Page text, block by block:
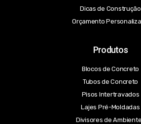
Dicas de Construção
Orçamento
Produtos
Blocos de Concreto
Tubos de Concreto
Pisos Intertravados
Lajes Pré-Moldadas
Divisores de